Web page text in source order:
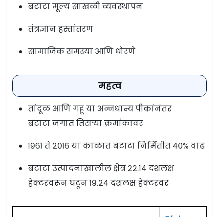
बटाटा मूल्य साखळी व्यवस्थापन
तंत्रज्ञान हस्तांतरण
सामाजिक समस्या आणि धोरणे
महत्व
तांदूळ आणि गहू या अन्नधान्य पीकांनंतर
बटाटा जगात तिसर्‍या क्रमांकावर
१९६१ ते २०१६ या काळात बटाटा निर्मितीत ४०% वाढ
बटाटा उत्पादनाखालील क्षेत्र २२.१४ दशलक्ष
हेक्टरवरून घटून १९.२४ दशलक्ष हेक्टरवर